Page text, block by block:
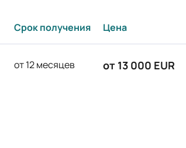
Срок получения Цена
от 12 месяцев от 13 000 EUR